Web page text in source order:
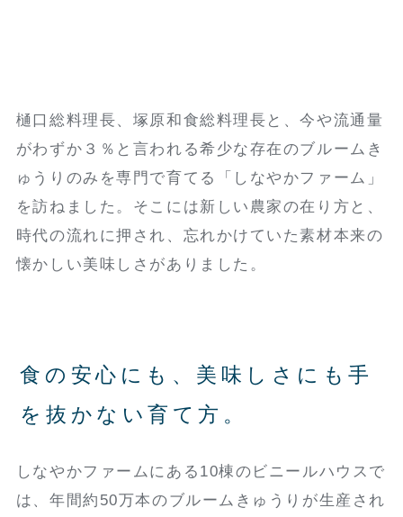
樋口総料理長、塚原和食総料理長と、今や流通量
がわずか３％と言われる希少な存在のブルームき
ゅうりのみを専門で育てる「しなやかファーム」
を訪ねました。そこには新しい農家の在り方と、
時代の流れに押され、忘れかけていた素材本来の
懐かしい美味しさがありました。
食の安心にも、美味しさにも手
を抜かない育て方。
しなやかファームにある10棟のビニールハウスで
は、年間約50万本のブルームきゅうりが生産され